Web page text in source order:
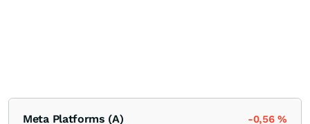
Meta Platforms (A) -0,56%